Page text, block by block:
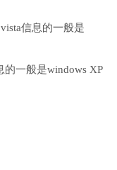
信息的一般是
一般是windows XP